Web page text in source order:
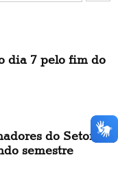
dia 7 pelo fim do
do Setor
semestre